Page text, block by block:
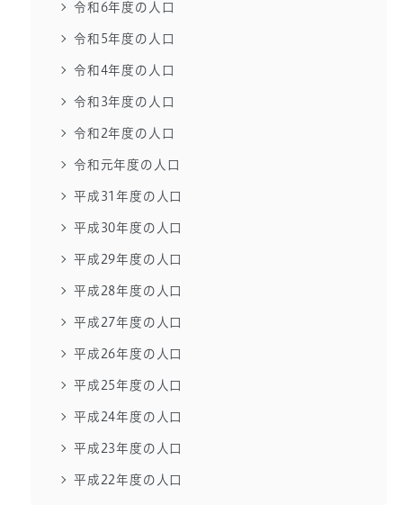
令和6年度の人口
令和5年度の人口
令和4年度の人口
令和3年度の人口
令和2年度の人口
令和元年度の人口
平成31年度の人口
平成30年度の人口
平成29年度の人口
平成28年度の人口
平成27年度の人口
平成26年度の人口
平成25年度の人口
平成24年度の人口
平成23年度の人口
平成22年度の人口